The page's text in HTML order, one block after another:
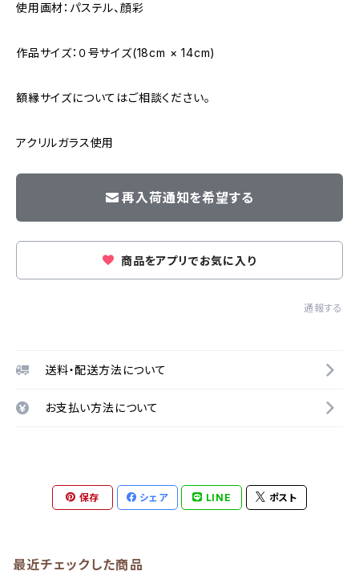
使用画材：パステル、顔彩
作品サイズ：０号サイズ(18cm × 14cm)
額縁サイズについてはご相談ください。
アクリルガラス使用
再入荷通知を希望する
商品をアプリでお気に入り
通報する
送料・配送方法について
お支払い方法について
保存 シェア LINE ポスト
最近チェックした商品